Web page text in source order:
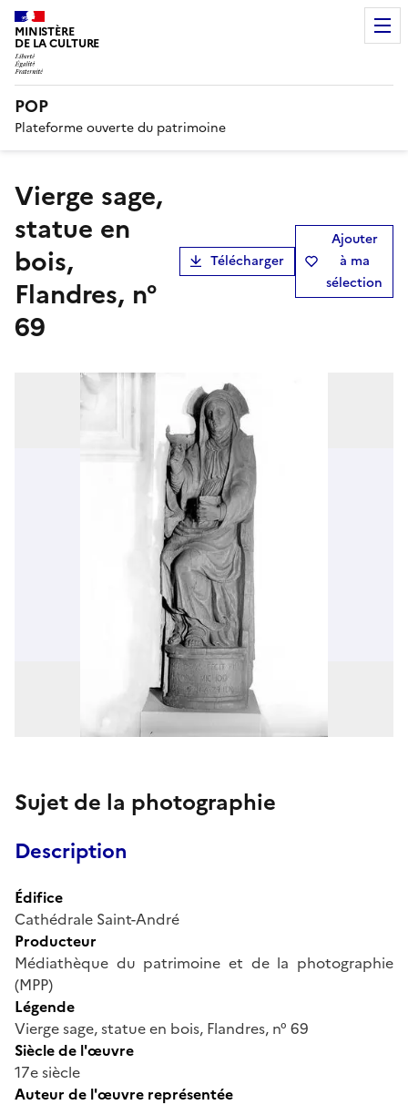
MINISTÈRE
DE LA CULTURE
POP
Plateforme ouverte du patrimoine
Vierge sage,
statue en
bois,
Flandres, n°
69
Télécharger
Ajouter
à ma
sélection
Sujet de la photographie
Description
Édifice
Cathédrale Saint-André
Producteur
Médiathèque du patrimoine et de la photographie
(MPP)
Légende
Vierge sage, statue en bois, Flandres, n° 69
Siècle de l'œuvre
17e siècle
Auteur de l'œuvre représentée